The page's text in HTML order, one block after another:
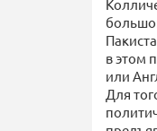
в этом
или
Для